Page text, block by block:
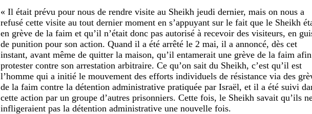
« Il était prévu pour nous de rendre visite au Sheikh jeudi dernier, mais on nous a
refusé cette visite au tout dernier moment en s’appuyant sur le fait que le Sheikh
en grève de la faim et qu’il n’était donc pas autorisé à recevoir des visiteurs, en
de punition pour son action. Quand il a été arrêté le 2 mai, il a annoncé, dès cet
instant, avant même de quitter la maison, qu’il entamerait une grève de la faim
protester contre son arrestation arbitraire. Ce qu’on sait du Sheikh, c’est qu’il est
l’homme qui a initié le mouvement des efforts individuels de résistance via des
de la faim contre la détention administrative pratiquée par Israël, et il a été suivi
cette action par un groupe d’autres prisonniers. Cette fois, le Sheikh savait qu’ils
infligeraient pas la détention administrative une nouvelle fois.